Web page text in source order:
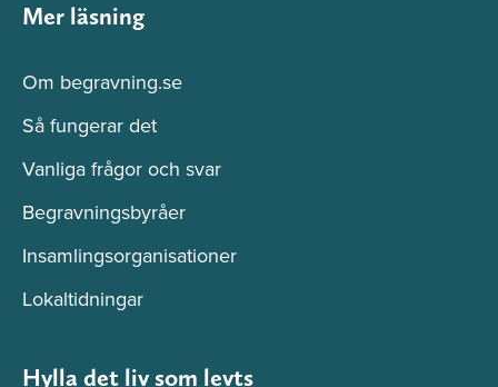
Mer läsning
Om begravning.se
Så fungerar det
Vanliga frågor och svar
Begravningsbyråer
Insamlingsorganisationer
Lokaltidningar
Hylla det liv som levts